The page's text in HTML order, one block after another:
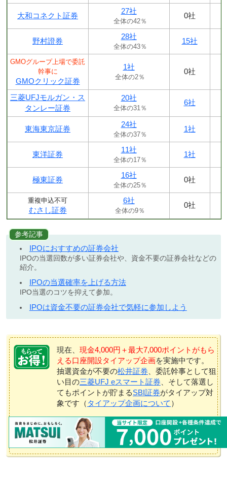
大和コネクト証券
27社
全体の42％
0社
野村證券
28社
全体の43％
15社
GMOグループ上場で委託
幹事に
GMOクリック証券
1社
全体の2％
0社
三菱UFJモルガン・ス
タンレー証券
20社
全体の31％
6社
東海東京証券
24社
全体の37％
1社
東洋証券
11社
全体の17％
1社
極東証券
16社
全体の25％
0社
重複申込不可
むさし証券
6社
全体の9％
0社
参考記事
IPOにおすすめの証券会社
IPOの当選回数が多い証券会社や、資金不要の証券会社などの
紹介。
IPOの当選確率を上げる方法
IPO当選のコツを抑えて参加。
IPOは資金不要の証券会社で気軽に参加しよう
現在、 現金4,000円＋最大7,000ポイントがもら
える口座開設タイアップ企画を実施中です。
抽選資金が不要の松井証券 、委託幹事として狙
い目の三菱UFJ eスマート証券 、そして落選し
てもポイントが貯まるSBI証券がタイアップ対
象です（ タイアップ企画について ）